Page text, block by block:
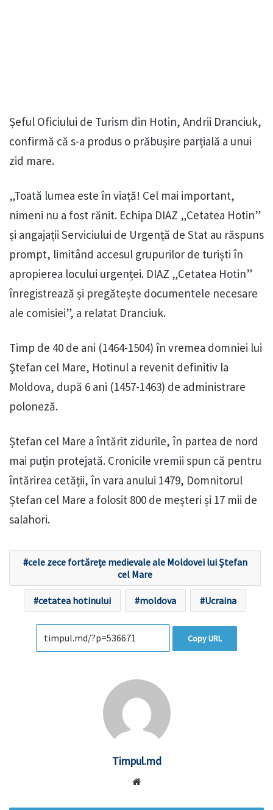
Șeful Oficiului de Turism din Hotin, Andrii Dranciuk,
confirmă că s-a produs o prăbușire parțială a unui
zid mare.
„Toată lumea este în viață! Cel mai important,
nimeni nu a fost rănit. Echipa DIAZ „Cetatea Hotin”
și angajații Serviciului de Urgență de Stat au răspuns
prompt, limitând accesul grupurilor de turiști în
apropierea locului urgenței. DIAZ „Cetatea Hotin”
înregistrează și pregătește documentele necesare
ale comisiei”, a relatat Dranciuk.
Timp de 40 de ani (1464-1504) în vremea domniei lui
Ştefan cel Mare, Hotinul a revenit definitiv la
Moldova, după 6 ani (1457-1463) de administrare
poloneză.
Ștefan cel Mare a întărit zidurile, în partea de nord
mai puțin protejată. Cronicile vremii spun că pentru
întărirea cetății, în vara anului 1479, Domnitorul
Ștefan cel Mare a folosit 800 de meșteri și 17 mii de
salahori.
cele zece fortărețe medievale ale Moldovei lui Ștefan
cel Mare
cetatea hotinului moldova Ucraina
Copy URL
Timpul.md